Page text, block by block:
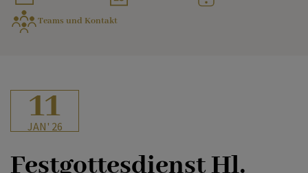
SERVICE & GLAUBE
Teams und Kontakt
11
JAN' 26
Festgottesdienst Hl.